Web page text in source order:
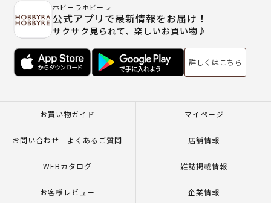
ホビーラホビーレ
公式アプリで最新情報をお届け！
サクサク見られて、楽しいお買い物♪
詳しくはこちら
お買い物ガイド マイページ
お問い合わせ - よくあるご質問 店舗情報
WEBカタログ 雑誌掲載情報
お客様レビュー 企業情報